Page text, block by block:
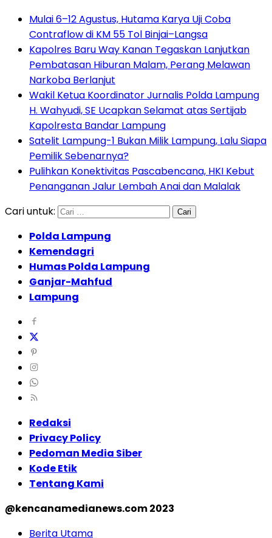
Mulai 6–12 Agustus, Hutama Karya Uji Coba
Contraflow di KM 55 Tol Binjai–Langsa
Kapolres Baru Way Kanan Tegaskan Lanjutkan
Pembatasan Hiburan Malam, Perang Melawan
Narkoba Berlanjut
Wakil Ketua Koordinator Jurnalis Polda Lampung
H. Wahyudi, SE Ucapkan Selamat atas Sertijab
Kapolresta Bandar Lampung
Satelit Lampung-1 Bukan Milik Lampung, Lalu Siapa
Pemilik Sebenarnya?
Pulihkan Konektivitas Pascabencana, HKI Kebut
Penanganan Jalur Lembah Anai dan Malalak
Cari untuk:
Polda Lampung
Kemendagri
Humas Polda Lampung
Ganjar-Mahfud
Lampung
Redaksi
Privacy Policy
Pedoman Media Siber
Kode Etik
Tentang Kami
@kencanamedianews.com 2023
Berita Utama